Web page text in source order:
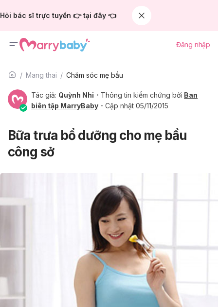
Hỏi bác sĩ trực tuyến 👉 tại đây 👈
Đăng nhập
Mang thai Chăm sóc mẹ bầu
Tác giả: Quỳnh Nhi Thông tin kiểm chứng bởi Ban
biên tập MarryBaby
Cập nhật 05/11/2015
Bữa trưa bổ dưỡng cho mẹ bầu
công sở